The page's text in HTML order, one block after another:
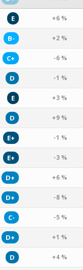
E +6 %
B- +2 %
C+ -6 %
D -1 %
E +3 %
D +9 %
E+ -1 %
E+ -3 %
D+ +6 %
D+ -8 %
C- -5 %
D+ +1 %
D +4 %